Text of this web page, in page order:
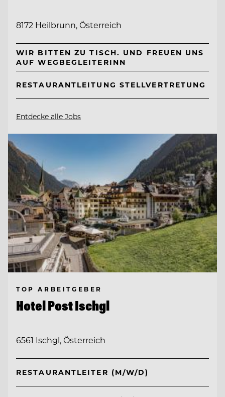
8172 Heilbrunn, Österreich
WIR BITTEN ZU TISCH. UND FREUEN UNS
AUF WEGBEGLEITERINN
RESTAURANTLEITUNG STELLVERTRETUNG
Entdecke alle Jobs
TOP ARBEITGEBER
Hotel Post Ischgl
6561 Ischgl, Österreich
RESTAURANTLEITER (M/W/D)